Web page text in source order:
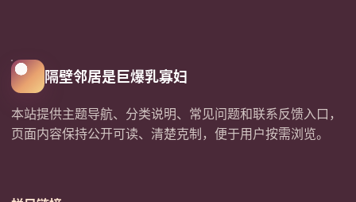
隔壁邻居是巨爆乳寡妇
本站提供主题导航、分类说明、常见问题和联系反馈入口，
页面内容保持公开可读、清楚克制，便于用户按需浏览。